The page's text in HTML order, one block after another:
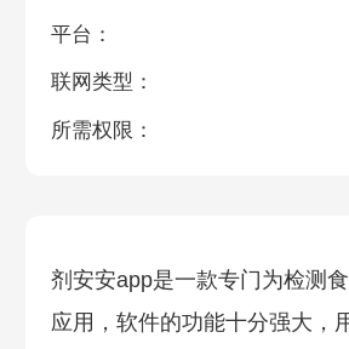
平台：
联网类型：
所需权限：
剂安安app是一款专门为检测
应用，软件的功能十分强大，